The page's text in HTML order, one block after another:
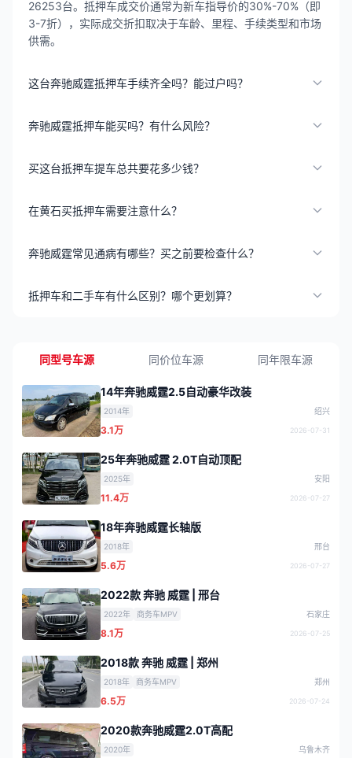
26253台。抵押车成交价通常为新车指导价的30%-70%（即
3-7折），实际成交折扣取决于车龄、里程、手续类型和市场
供需。
这台奔驰威霆抵押车手续齐全吗？能过户吗？
奔驰威霆抵押车能买吗？有什么风险？
买这台抵押车提车总共要花多少钱？
在黄石买抵押车需要注意什么？
奔驰威霆常见通病有哪些？买之前要检查什么？
抵押车和二手车有什么区别？哪个更划算？
同型号车源 同价位车源 同年限车源
14年奔驰威霆2.5自动豪华改装
2014年 绍兴
3.1万 2026-07-31
25年奔驰威霆 2.0T自动顶配
2025年 安阳
11.4万 2026-07-27
18年奔驰威霆长轴版
2018年 邢台
5.6万 2026-07-27
2022款 奔驰 威霆 | 邢台
2022年 商务车MPV 石家庄
8.1万 2026-07-25
2018款 奔驰 威霆 | 郑州
2018年 商务车MPV 郑州
6.5万 2026-07-24
2020款奔驰威霆2.0T高配
2020年 乌鲁木齐